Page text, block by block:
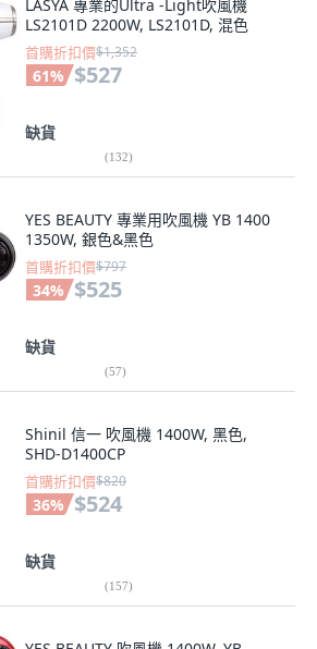
LASYA 專業的Ultra -Light吹風機
LS2101D 2200W, LS2101D, 混色
首購折扣價$1,352
61% $527
缺貨
(132)
YES BEAUTY 專業用吹風機 YB 1400
1350W, 銀色&黑色
首購折扣價$797
34% $525
缺貨
(57)
Shinil 信一 吹風機 1400W, 黑色,
SHD-D1400CP
首購折扣價$820
36% $524
缺貨
(157)